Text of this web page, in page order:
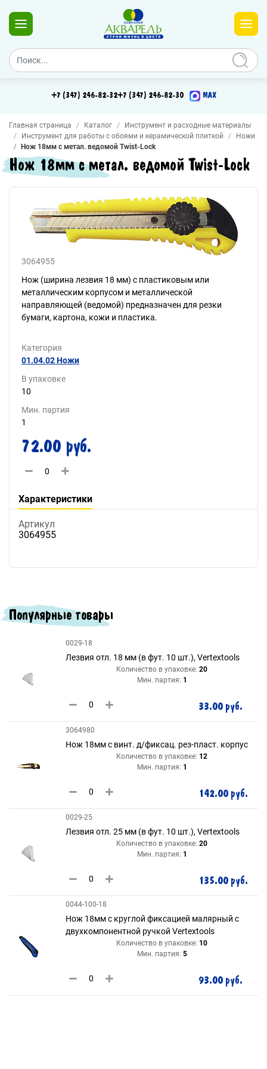
+7 (347) 246-82-32+7 (347) 246-82-30 MAX
Главная страница Каталог
Инструмент и расходные материалы
Инструмент для работы с обоями и керамической плиткой
Ножи
Нож 18мм с метал. ведомой Twist-Lock
Нож 18мм с метал. ведомой Twist-Lock
3064955
Нож (ширина лезвия 18 мм) с пластиковым или
металлическим корпусом и металлической
направляющей (ведомой) предназначен для резки
бумаги, картона, кожи и пластика.
Категория
01.04.02 Ножи
В упаковке
10
Мин. партия
1
72.00 руб.
Характеристики
Артикул
3064955
Популярные товары
0029-18
Лезвия отл. 18 мм (в фут. 10 шт.), Vertextools
Количество в упаковке: 20
Мин. партия: 1
33.00 руб.
3064980
Нож 18мм с винт. д/фиксац. рез-пласт. корпус
Количество в упаковке: 12
Мин. партия: 1
142.00 руб.
0029-25
Лезвия отл. 25 мм (в фут. 10 шт.), Vertextools
Количество в упаковке: 20
Мин. партия: 1
135.00 руб.
0044-100-18
Нож 18мм с круглой фиксацией малярный c
двухкомпонентной ручкой Vertextools
Количество в упаковке: 10
Мин. партия: 5
93.00 руб.